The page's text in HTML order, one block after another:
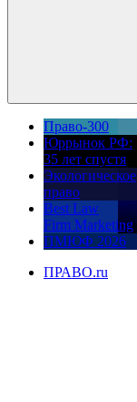
Право-300
Юррынок РФ:
35 лет спустя
Экологическое
право
Best Law
Firm Marketing
ПМЮФ 2026
ПРАВО.ru